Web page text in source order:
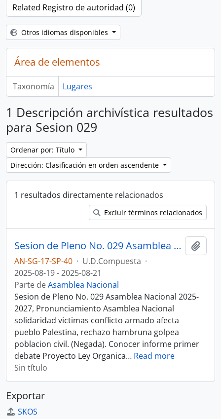
Related Registro de autoridad (0)
Otros idiomas disponibles
Área de elementos
Taxonomía Lugares
1 Descripción archivística resultados
para Sesion 029
Ordenar por: Título
Dirección: Clasificación en orden ascendente
1 resultados directamente relacionados
Excluir términos relacionados
Sesion de Pleno No. 029 Asamblea Nacional 2025-2027
AN-SG-17-SP-40 · U.D.Compuesta ·
2025-08-19 - 2025-08-21
Parte deAsamblea Nacional
Sesion de Pleno No. 029 Asamblea Nacional 2025-
2027, Pronunciamiento Asamblea Nacional
solidaridad victimas conflicto armado afecta
pueblo Palestina, rechazo hambruna golpea
poblacion civil. (Negada). Conocer informe primer
debate Proyecto Ley Organica… Read more
Sin título
Exportar
SKOS